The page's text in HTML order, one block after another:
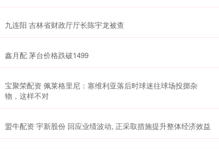
九连阳 吉林省财政厅厅长陈宇龙被查
鑫月配 茅台价格跌破1499
宝聚荣配资 佩莱格里尼：塞维利亚落后时球迷往球场投掷杂
物，这样不对
盟牛配资 宇新股份 回应业绩波动, 正采取措施提升整体经济效益